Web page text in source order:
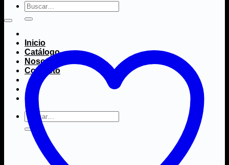
Buscar
por:
Inicio
Catálogo
Nosotros
Contacto
Buscar
por: